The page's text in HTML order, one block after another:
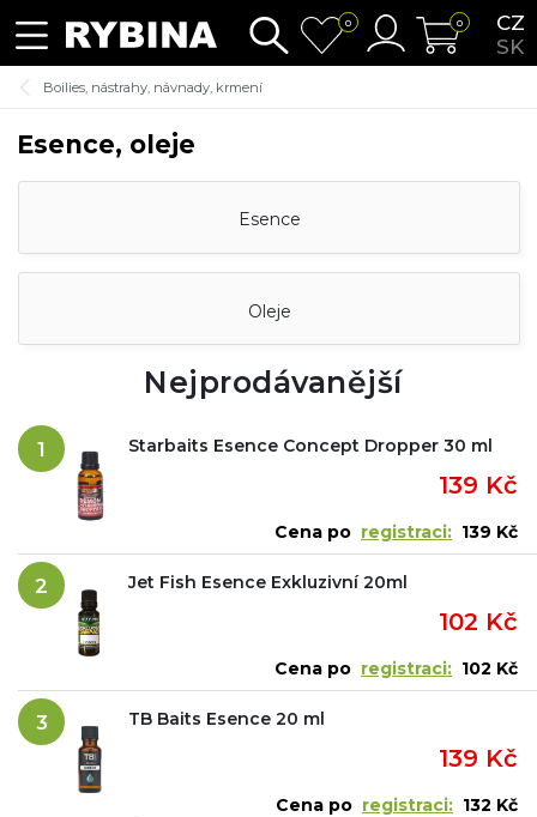
CZ
SK
0 0
Boilies, nástrahy, návnady, krmení
Esence, oleje
Esence
Oleje
Nejprodávanější
1 Starbaits Esence Concept Dropper 30 ml
139 Kč
Cena po registraci: 139 Kč
2 Jet Fish Esence Exkluzivní 20ml
102 Kč
Cena po registraci: 102 Kč
3 TB Baits Esence 20 ml
139 Kč
Cena po registraci: 132 Kč